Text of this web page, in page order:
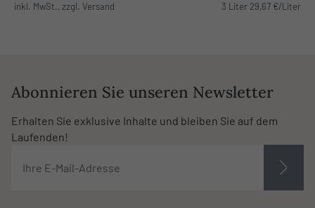
inkl. MwSt., zzgl. Versand 3 Liter 29,67 €/Liter
Abonnieren Sie unseren Newsletter
Erhalten Sie exklusive Inhalte und bleiben Sie auf dem
Laufenden!